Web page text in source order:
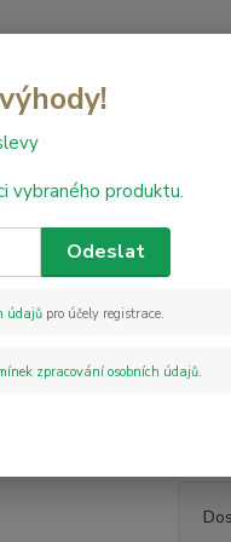
0,30 Tavla Dark
0,30
S
vybraného produktu.
Odeslat
údajůpro účely registrace.
zpracování osobních údajů.